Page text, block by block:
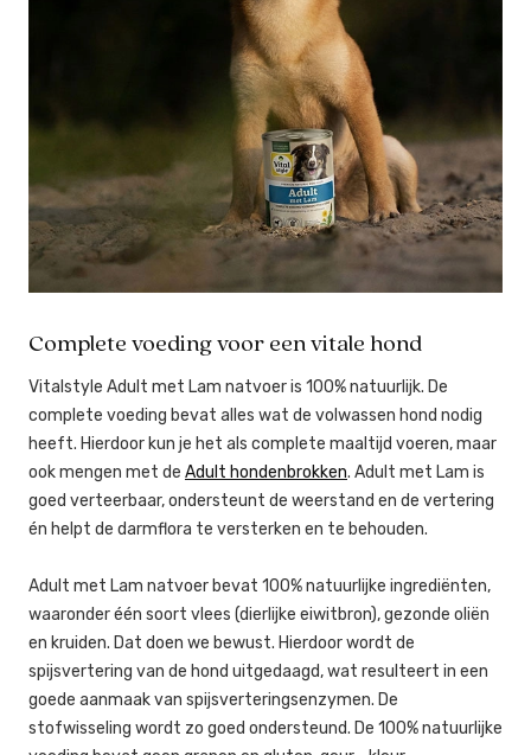
Complete voeding voor een vitale hond
Vitalstyle Adult met Lam natvoer is 100% natuurlijk. De
complete voeding bevat alles wat de volwassen hond nodig
heeft. Hierdoor kun je het als complete maaltijd voeren, maar
ook mengen met de Adult hondenbrokken. Adult met Lam is
goed verteerbaar, ondersteunt de weerstand en de vertering
én helpt de darmflora te versterken en te behouden.
Adult met Lam natvoer bevat 100% natuurlijke ingrediënten,
waaronder één soort vlees (dierlijke eiwitbron), gezonde oliën
en kruiden. Dat doen we bewust. Hierdoor wordt de
spijsvertering van de hond uitgedaagd, wat resulteert in een
goede aanmaak van spijsverteringsenzymen. De
stofwisseling wordt zo goed ondersteund. De 100% natuurlijke